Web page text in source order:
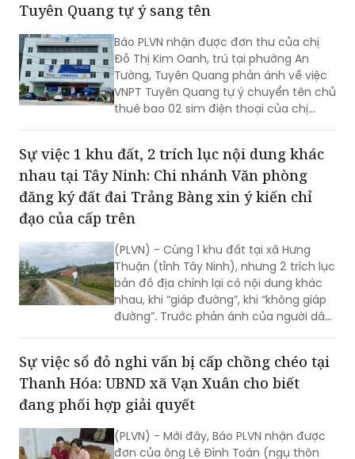
Tuyên Quang tự ý sang tên
Báo PLVN nhận được đơn thư của chị
Đỗ Thị Kim Oanh, trú tại phường An
Tường, Tuyên Quang phản ánh về việc
VNPT Tuyên Quang tự ý chuyển tên chủ
thuê bao 02 sim điện thoại của chị
Sự việc 1 khu đất, 2 trích lục nội dung khác
nhau tại Tây Ninh: Chi nhánh Văn phòng
đăng ký đất đai Trảng Bàng xin ý kiến chỉ
đạo của cấp trên
(PLVN) - Cùng 1 khu đất tại xã Hưng
Thuận (tỉnh Tây Ninh), nhưng 2 trích lục
bản đồ địa chính lại có nội dung khác
nhau, khi “giáp đường”, khi “không giáp
đường”. Trước phản ánh của người dân,
bản trả lời và hiện đang xin ý kiến chỉ
đạo của cấp trên.
Sự việc sổ đỏ nghi vấn bị cấp chồng chéo tại
Thanh Hóa: UBND xã Vạn Xuân cho biết
đang phối hợp giải quyết
(PLVN) - Mới đây, Báo PLVN nhận được
đơn của ông Lê Đình Toán (ngụ thôn